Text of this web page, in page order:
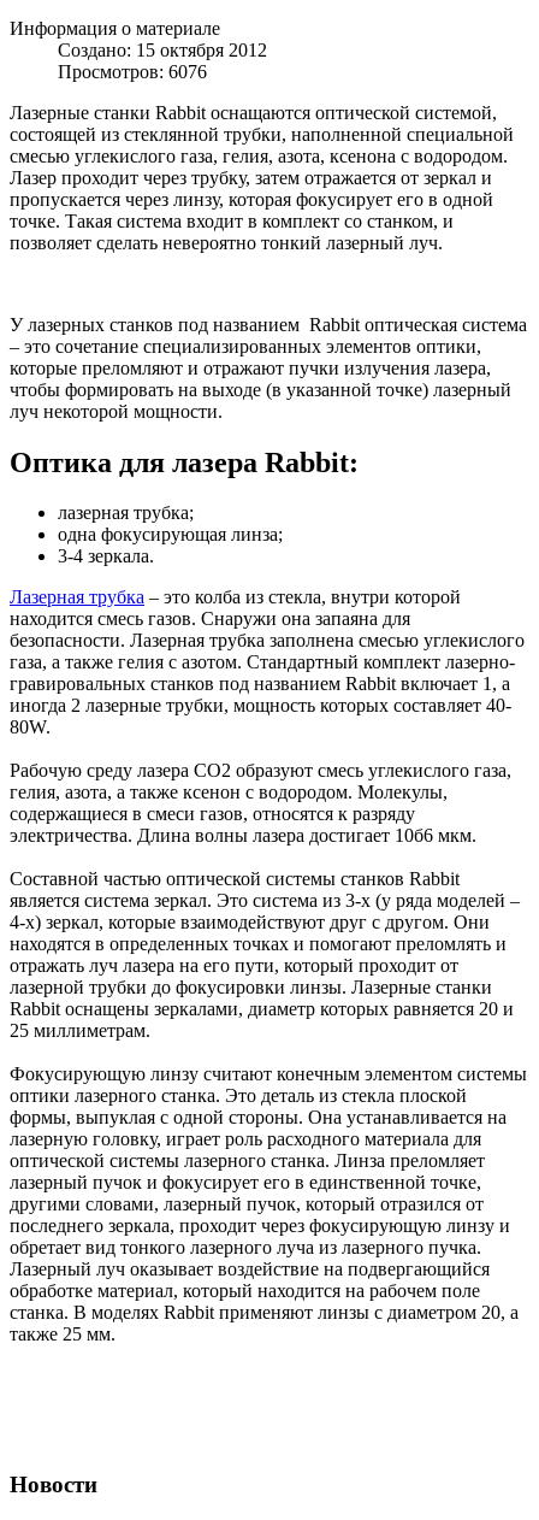
Информация о материале
Создано: 15 октября 2012
Просмотров: 6076
Лазерные станки Rabbit оснащаются оптической системой,
состоящей из стеклянной трубки, наполненной специальной
смесью углекислого газа, гелия, азота, ксенона с водородом.
Лазер проходит через трубку, затем отражается от зеркал и
пропускается через линзу, которая фокусирует его в одной
точке. Такая система входит в комплект со станком, и
позволяет сделать невероятно тонкий лазерный луч.
У лазерных станков под названием Rabbit оптическая система
– это сочетание специализированных элементов оптики,
которые преломляют и отражают пучки излучения лазера,
чтобы формировать на выходе (в указанной точке) лазерный
луч некоторой мощности.
Оптика для лазера Rabbit:
лазерная трубка;
одна фокусирующая линза;
3-4 зеркала.
Лазерная трубка – это колба из стекла, внутри которой
находится смесь газов. Снаружи она запаяна для
безопасности. Лазерная трубка заполнена смесью углекислого
газа, а также гелия с азотом. Стандартный комплект лазерно-
гравировальных станков под названием Rabbit включает 1, а
иногда 2 лазерные трубки, мощность которых составляет 40-
80W.
Рабочую среду лазера СО2 образуют смесь углекислого газа,
гелия, азота, а также ксенон с водородом. Молекулы,
содержащиеся в смеси газов, относятся к разряду
электричества. Длина волны лазера достигает 10б6 мкм.
Составной частью оптической системы станков Rabbit
является система зеркал. Это система из 3-х (у ряда моделей –
4-х) зеркал, которые взаимодействуют друг с другом. Они
находятся в определенных точках и помогают преломлять и
отражать луч лазера на его пути, который проходит от
лазерной трубки до фокусировки линзы. Лазерные станки
Rabbit оснащены зеркалами, диаметр которых равняется 20 и
25 миллиметрам.
Фокусирующую линзу считают конечным элементом системы
оптики лазерного станка. Это деталь из стекла плоской
формы, выпуклая с одной стороны. Она устанавливается на
лазерную головку, играет роль расходного материала для
оптической системы лазерного станка. Линза преломляет
лазерный пучок и фокусирует его в единственной точке,
другими словами, лазерный пучок, который отразился от
последнего зеркала, проходит через фокусирующую линзу и
обретает вид тонкого лазерного луча из лазерного пучка.
Лазерный луч оказывает воздействие на подвергающийся
обработке материал, который находится на рабочем поле
станка. В моделях Rabbit применяют линзы с диаметром 20, а
также 25 мм.
Новости